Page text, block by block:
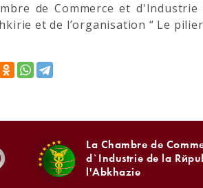
de Commerce et
et de l’organisation “ Le
La Chambre de
d`Industrie de la
l'Abkhazie